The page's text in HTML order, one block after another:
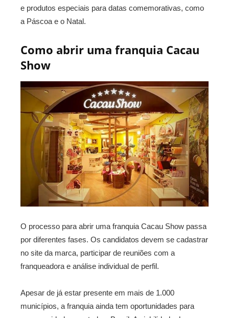
e produtos especiais para datas comemorativas, como
a Páscoa e o Natal.
Como abrir uma franquia Cacau
Show
O processo para abrir uma franquia Cacau Show passa
por diferentes fases. Os candidatos devem se cadastrar
no site da marca, participar de reuniões com a
franqueadora e análise individual de perfil.
Apesar de já estar presente em mais de 1.000
municípios, a franquia ainda tem oportunidades para